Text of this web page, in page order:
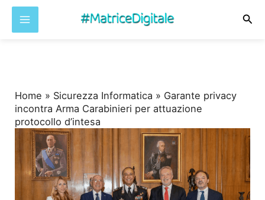
Home » Sicurezza Informatica » Garante privacy
incontra Arma Carabinieri per attuazione
protocollo d’intesa